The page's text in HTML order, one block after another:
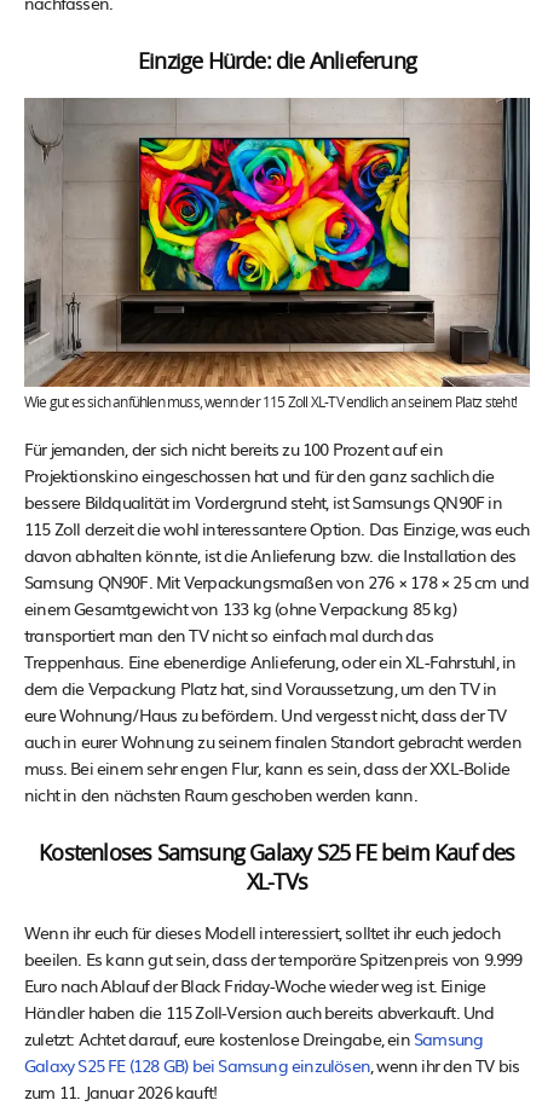
Einzige Hürde: die Anlieferung
Wie gut es sich anfühlen muss, wenn der 115 Zoll XL-TV endlich an seinem Platz steht!
Für jemanden, der sich nicht bereits zu 100 Prozent auf ein
Projektionskino eingeschossen hat und für den ganz sachlich die
bessere Bildqualität im Vordergrund steht, ist Samsungs QN90F in
115 Zoll derzeit die wohl interessantere Option. Das Einzige, was euch
davon abhalten könnte, ist die Anlieferung bzw. die Installation des
Samsung QN90F. Mit Verpackungsmaßen von 276 × 178 × 25 cm und
einem Gesamtgewicht von 133 kg (ohne Verpackung 85 kg)
transportiert man den TV nicht so einfach mal durch das
Treppenhaus. Eine ebenerdige Anlieferung, oder ein XL-Fahrstuhl, in
dem die Verpackung Platz hat, sind Voraussetzung, um den TV in
eure Wohnung/Haus zu befördern. Und vergesst nicht, dass der TV
auch in eurer Wohnung zu seinem finalen Standort gebracht werden
muss. Bei einem sehr engen Flur, kann es sein, dass der XXL-Bolide
nicht in den nächsten Raum geschoben werden kann.
Kostenloses Samsung Galaxy S25 FE beim Kauf des
XL-TVs
Wenn ihr euch für dieses Modell interessiert, solltet ihr euch jedoch
beeilen. Es kann gut sein, dass der temporäre Spitzenpreis von 9.999
Euro nach Ablauf der Black Friday-Woche wieder weg ist. Einige
Händler haben die 115 Zoll-Version auch bereits abverkauft. Und
zuletzt: Achtet darauf, eure kostenlose Dreingabe, ein Samsung
Galaxy S25 FE (128 GB) bei Samsung einzulösen, wenn ihr den TV bis
zum 11. Januar 2026 kauft!